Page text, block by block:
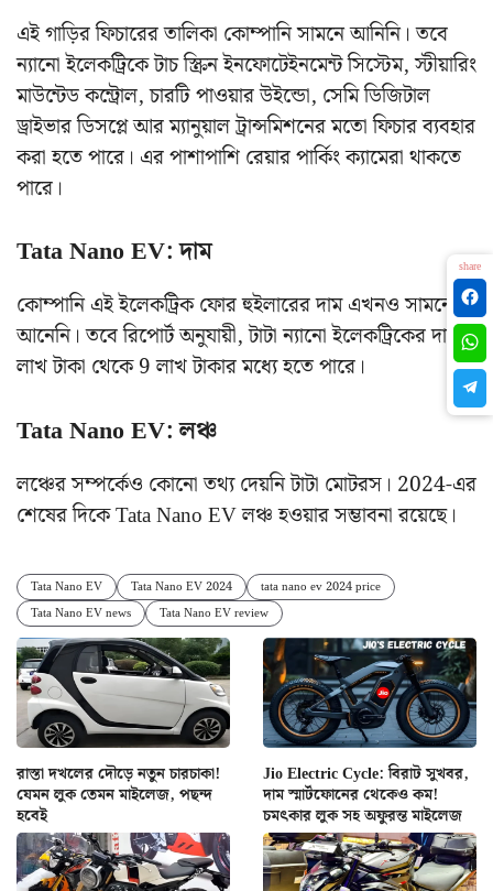
এই গাড়ির ফিচারের তালিকা কোম্পানি সামনে আনিনি। তবে
ন্যানো ইলেকট্রিকে টাচ স্ক্রিন ইনফোটেইনমেন্ট সিস্টেম, স্টীয়ারিং
মাউন্টেড কন্ট্রোল, চারটি পাওয়ার উইন্ডো, সেমি ডিজিটাল
ড্রাইভার ডিসপ্লে আর ম্যানুয়াল ট্রান্সমিশনের মতো ফিচার ব্যবহার
করা হতে পারে। এর পাশাপাশি রেয়ার পার্কিং ক্যামেরা থাকতে
পারে।
Tata Nano EV: দাম
কোম্পানি এই ইলেকট্রিক ফোর হুইলারের দাম এখনও সামনে
আনেনি। তবে রিপোর্ট অনুযায়ী, টাটা ন্যানো ইলেকট্রিকের দাম 6
লাখ টাকা থেকে 9 লাখ টাকার মধ্যে হতে পারে।
Tata Nano EV: লঞ্চ
লঞ্চের সম্পর্কেও কোনো তথ্য দেয়নি টাটা মোটরস। 2024-এর
শেষের দিকে Tata Nano EV লঞ্চ হওয়ার সম্ভাবনা রয়েছে।
Tata Nano EV Tata Nano EV 2024
tata nano ev 2024 price
Tata Nano EV news
Tata Nano EV review
রাস্তা দখলের দৌড়ে নতুন চারচাকা!
যেমন লুক তেমন মাইলেজ, পছন্দ
হবেই
Jio Electric Cycle: বিরাট সুখবর,
দাম স্মার্টফোনের থেকেও কম!
চমৎকার লুক সহ অফুরন্ত মাইলেজ
share